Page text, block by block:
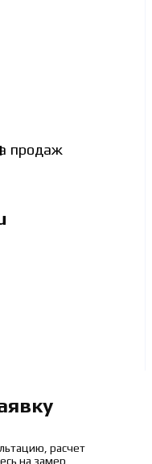
продаж
расчет
на замер